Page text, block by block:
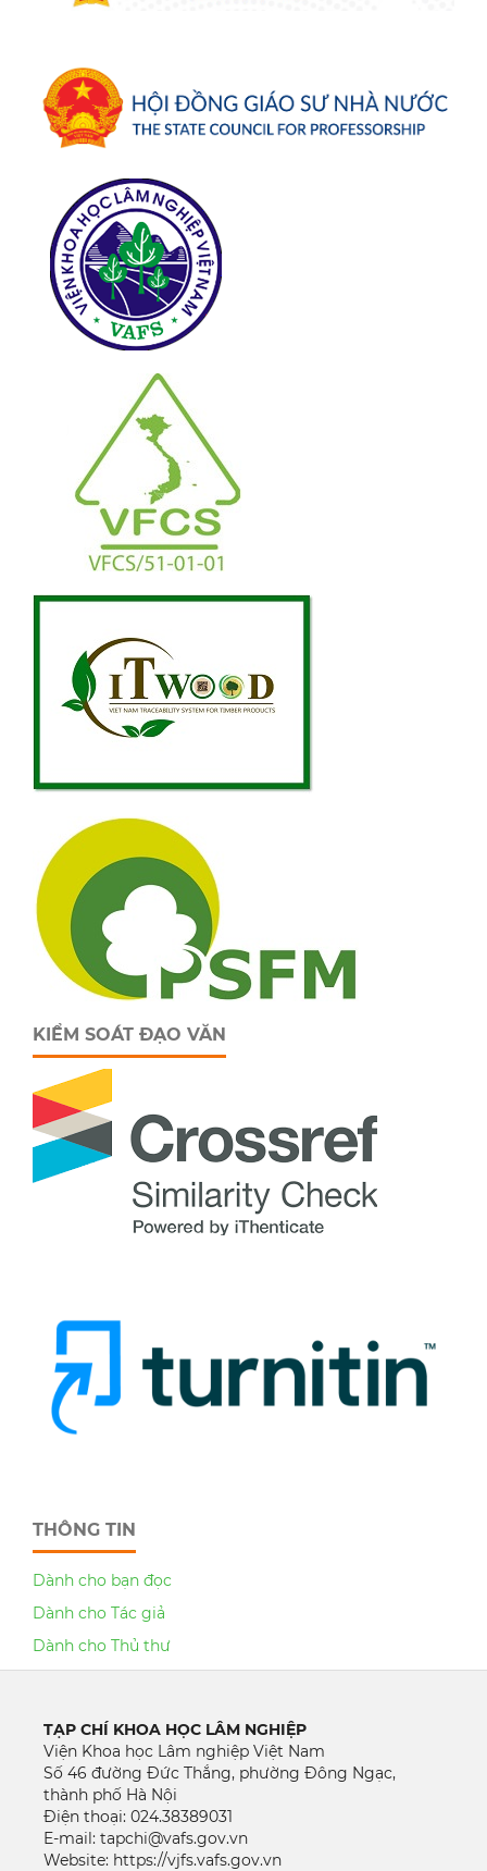
KIỂM SOÁT ĐẠO VĂN
THÔNG TIN
Dành cho bạn đọc
Dành cho Tác giả
Dành cho Thủ thư
TẠP CHÍ KHOA HỌC LÂM NGHIỆP
Viện Khoa học Lâm nghiệp Việt Nam
Số 46 đường Đức Thắng, phường Đông Ngạc,
thành phố Hà Nội
Điện thoại: 024.38389031
E-mail: tapchi@vafs.gov.vn
Website: https://vjfs.vafs.gov.vn